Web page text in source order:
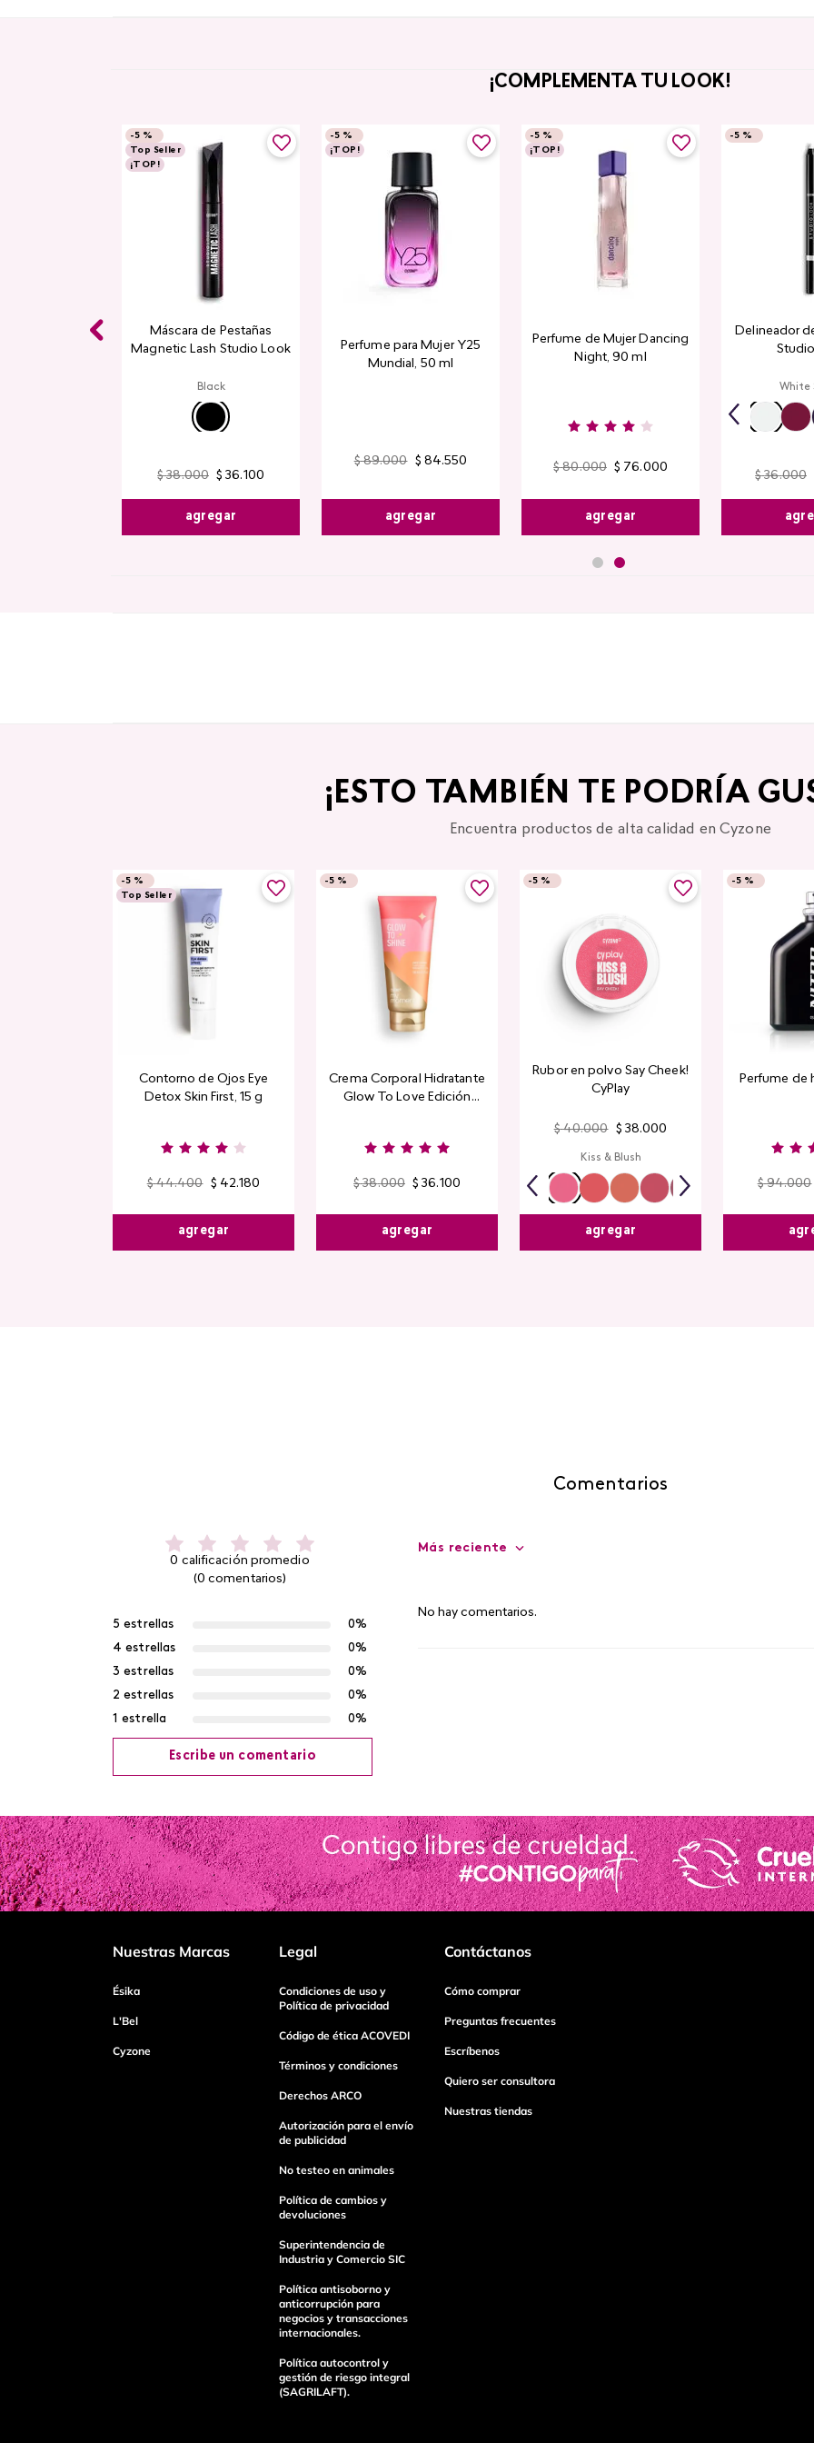
¡COMPLEMENTA TU LOOK!
-5 %
Top Seller
¡TOP!
Máscara de Pestañas
Magnetic Lash Studio Look
Black
$ 38.000 $ 36.100
agregar
-5 %
¡TOP!
Perfume para Mujer Y25
Mundial​, 50 ml
$ 89.000 $ 84.550
agregar
-5 %
¡TOP!
Perfume de Mujer Dancing
Night, 90 ml
$ 80.000 $ 76.000
agregar
-5 %
Delineador
White
$ 36.000
¡ESTO TAMBIÉN TE PODRÍA
Encuentra productos de alta calidad en Cyzone
-5 %
Top Seller
Contorno de Ojos Eye
Detox Skin First, 15 g
$ 44.400 $ 42.180
agregar
-5 %
Crema Corporal Hidratante
Glow To Love Edición
$ 38.000 $ 36.100
agregar
-5 %
Rubor en polvo Say Cheek!
CyPlay
$ 40.000 $ 38.000
Kiss & Blush
agregar
-5 %
Perfume de
$ 94.000
Comentarios
0 calificación promedio
(0 comentarios)
5 estrellas
0%
4 estrellas
0%
3 estrellas
0%
2 estrellas
0%
1 estrella
0%
Escribe un comentario
Agregar comentario
Título
Tu nombre
Dirección de email
enviar comentario
Más reciente
No hay comentarios.
Nuestras Marcas
Ésika
L'Bel
Cyzone
Legal
Condiciones de uso y
Política de privacidad
Código de ética ACOVEDI
Términos y condiciones
Derechos ARCO
Autorización para el envío
de publicidad
No testeo en animales
Política de cambios y
devoluciones
Superintendencia de
Industria y Comercio SIC
Política antisoborno y
anticorrupción para
negocios y transacciones
internacionales.
Política autocontrol y
gestión de riesgo integral
(SAGRILAFT).
Contáctanos
Cómo comprar
Preguntas frecuentes
Escríbenos
Quiero ser consultora
Nuestras tiendas